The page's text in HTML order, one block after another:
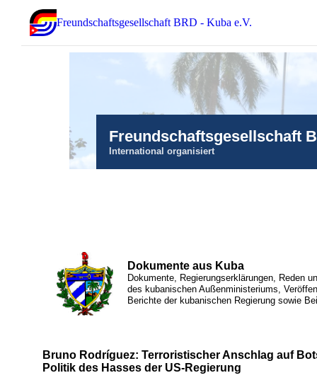
Freundschaftsgesellschaft BRD - Kuba e.V.
Freundschaftsgesellschaft
International organisiert
Dokumente aus Kuba
Dokumente, Regierungserklärungen, Reden
des kubanischen Außenministeriums,
Berichte der kubanischen Regierung sowie
Bruno Rodríguez: Terroristischer Anschlag auf
Politik des Hasses der US-Regierung